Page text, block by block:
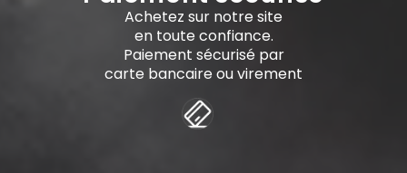
Achetez sur notre site
en toute confiance.
Paiement sécurisé par
carte bancaire ou virement